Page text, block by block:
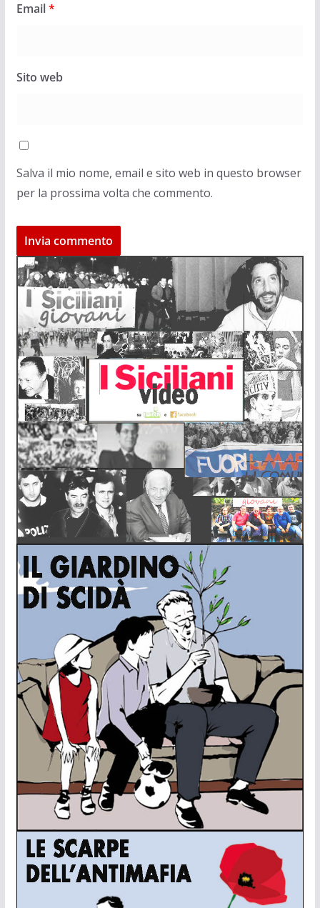
Email*
Sito web
Salva il mio nome, email e sito web in questo browser
per la prossima volta che commento.